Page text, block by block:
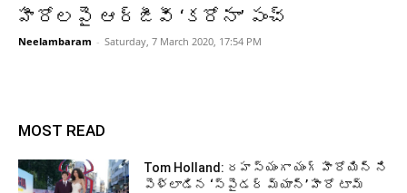
హీరోలపై ఆర్జీవీ ‘కరోనా’ పంచ్
Neelambaram - Saturday, 7 March 2020, 17:54 PM
MOST READ
Tom Holland: రహస్యంగా యంగ్ హీరోయిన్ ని
పెళ్లాడిన ‘స్పైడర్ మ్యాన్’ హీరో టామ్